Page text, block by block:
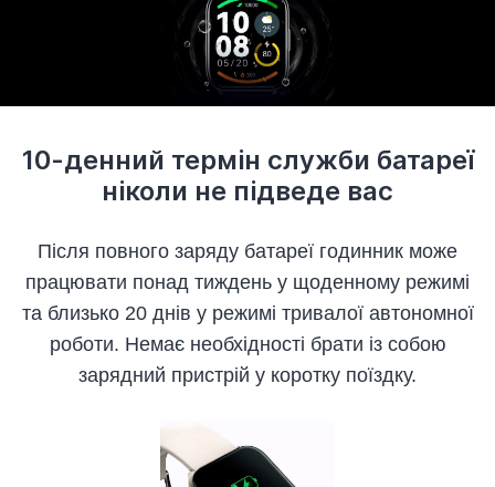
10-денний термін служби батареї
ніколи не підведе вас
Після повного заряду батареї годинник може
працювати понад тиждень у щоденному режимі
та близько 20 днів у режимі тривалої автономної
роботи. Немає необхідності брати із собою
зарядний пристрій у коротку поїздку.